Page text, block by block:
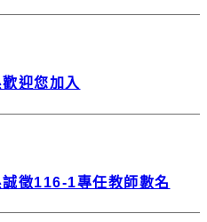
迎您加入
徵116-1專任教師數名